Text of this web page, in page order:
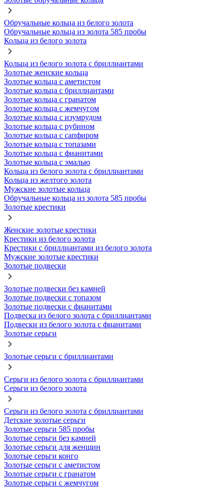
Обручальные кольца из белого золота
Обручальные кольца из золота 585 пробы
Кольца из белого золота
Кольца из белого золота с бриллиантами
Золотые женские кольца
Золотые кольца с аметистом
Золотые кольца с бриллиантами
Золотые кольца с гранатом
Золотые кольца с жемчугом
Золотые кольца с изумрудом
Золотые кольца с рубином
Золотые кольца с сапфиром
Золотые кольца с топазами
Золотые кольца с фианитами
Золотые кольца с эмалью
Кольца из белого золота с бриллиантами
Кольца из желтого золота
Мужские золотые кольца
Обручальные кольца из золота 585 пробы
Золотые крестики
Женские золотые крестики
Крестики из белого золота
Крестики с бриллиантами из белого золота
Мужские золотые крестики
Золотые подвески
Золотые подвески без камней
Золотые подвески с топазом
Золотые подвески с фианитами
Подвеска из белого золота с бриллиантами
Подвески из белого золота с фианитами
Золотые серьги
Золотые серьги с бриллиантами
Серьги из белого золота с бриллиантами
Серьги из белого золота
Серьги из белого золота с бриллиантами
Детские золотые серьги
Золотые серьги 585 пробы
Золотые серьги без камней
Золотые серьги для женщин
Золотые серьги конго
Золотые серьги с аметистом
Золотые серьги с гранатом
Золотые серьги с жемчугом